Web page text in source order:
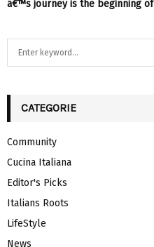
â€™s journey is the beginning
h
o
r
:
CATEGORIE
Community
Cucina Italiana
Editor's Picks
Italians Roots
LifeStyle
News